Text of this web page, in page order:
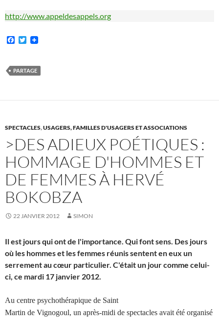
http://www.appeldesappels.org
F
b
T
t
PARTAGE
SPECTACLES,USAGERS, FAMILLES D'USAGERS ET ASSOCIATIONS
>DES ADIEUX POÉTIQUES :
HOMMAGE D'HOMMES ET
DE FEMMES À HERVÉ
BOKOBZA
22 JANVIER 2012 SIMON
Il est jours qui ont de l'importance. Qui font sens. Des jours
où les hommes et les femmes réunis sentent en eux un
serrement au cœur particulier. C'était un jour comme celui-
ci, ce mardi 17 janvier 2012.
Au centre psychothérapique de Saint
Martin de Vignogoul, un après-midi de spectacles avait été organisé